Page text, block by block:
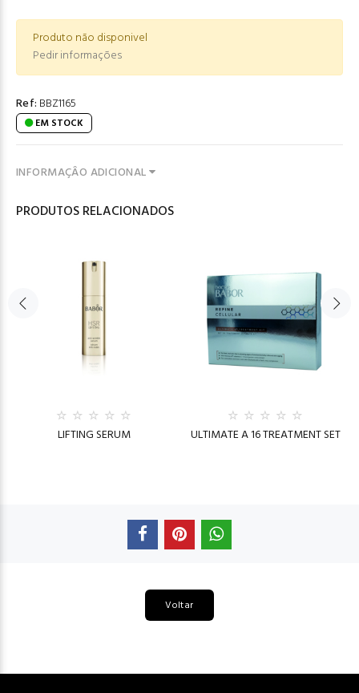
Produto não disponivel
Pedir informações
Ref: BBZ1165
EM STOCK
INFORMAÇÂO ADICIONAL
PRODUTOS RELACIONADOS
LIFTING SERUM ULTIMATE A 16 TREATMENT SET
Voltar